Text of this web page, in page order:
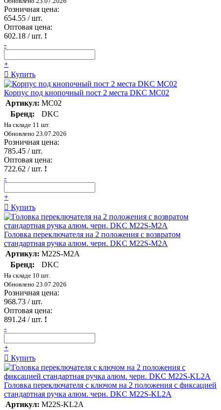
Розничная цена:
654.55 / шт.
Оптовая цена:
602.18 / шт. !
-
+
Купить
Корпус под кнопочный пост 2 места DKC MC02
Артикул: MC02
Бренд:
DKC
На складе 11 шт.
Обновлено 23.07.2026
Розничная цена:
785.45 / шт.
Оптовая цена:
722.62 / шт. !
-
+
Купить
Головка переключателя на 2 положения с возвратом
стандартная ручка алюм. черн. DKC M22S-M2A
Артикул: M22S-M2A
Бренд:
DKC
На складе 10 шт.
Обновлено 23.07.2026
Розничная цена:
968.73 / шт.
Оптовая цена:
891.24 / шт. !
-
+
Купить
Головка переключателя с ключом на 2 положения с фиксацией
стандартная ручка алюм. черн. DKC M22S-KL2A
Артикул: M22S-KL2A